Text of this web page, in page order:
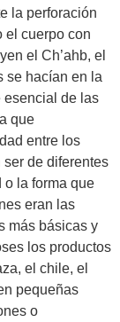
la perforación
el cuerpo con
el Ch’ahb, el
se hacían en la
esencial de las
que
entre los
de diferentes
o la forma que
eran las
más básicas y
los productos
el chile, el
pequeñas
o